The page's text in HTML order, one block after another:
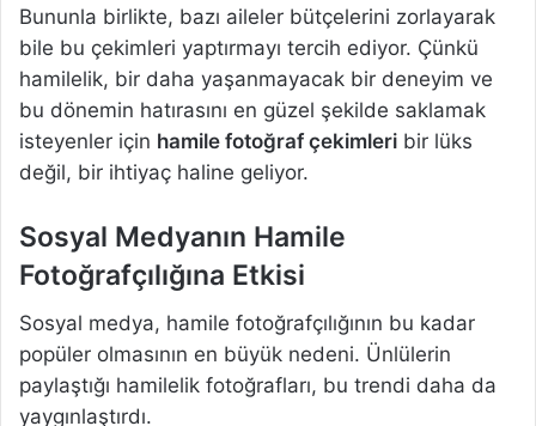
Bununla birlikte, bazı aileler bütçelerini zorlayarak
bile bu çekimleri yaptırmayı tercih ediyor. Çünkü
hamilelik, bir daha yaşanmayacak bir deneyim ve
bu dönemin hatırasını en güzel şekilde saklamak
isteyenler için hamile fotoğraf çekimleri bir lüks
değil, bir ihtiyaç haline geliyor.
Sosyal Medyanın Hamile
Fotoğrafçılığına Etkisi
Sosyal medya, hamile fotoğrafçılığının bu kadar
popüler olmasının en büyük nedeni. Ünlülerin
paylaştığı hamilelik fotoğrafları, bu trendi daha da
yaygınlaştırdı.